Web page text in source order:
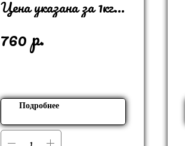
Цена указана за 1кг
760р.
Подробнее